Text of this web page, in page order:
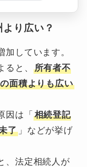
り広い？
加しています。
と、 所有者不
面積よりも広い
因は「 相続登記
了 」などが挙げ
、法定相続人が